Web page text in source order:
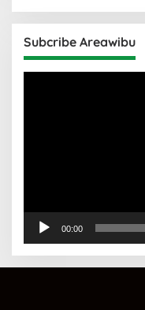
Subcribe Areawibu
00:00